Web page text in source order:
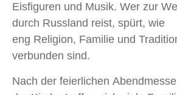
Eisfiguren und Musik. Wer zur
durch Russland reist, spürt, wie
eng Religion, Familie und
verbunden sind.
Nach der feierlichen